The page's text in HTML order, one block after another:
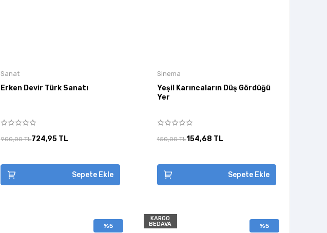
Sanat
Erken Devir Türk Sanatı
900,00 TL724,95 TL
Sepete Ekle
Sinema
Yeşil Karıncaların Düş Gördüğü
Yer
150,00 TL154,68 TL
Sepete Ekle
%5
KARGO
BEDAVA
%5